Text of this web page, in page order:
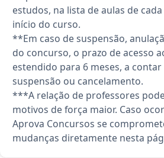
estudos, na lista de aulas de
início do curso.
**Em caso de suspensão,
do concurso, o prazo de acesso
estendido para 6 meses, a
suspensão ou cancelamento.
***A relação de professores
motivos de força maior. Caso
Aprova Concursos se
mudanças diretamente nesta